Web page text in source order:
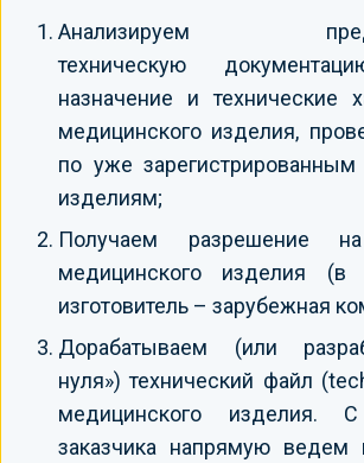
Анализируем
техническую
назначение и технические
медицинского изделия,
по уже
изделиям;
Получаем разрешение
медицинского изделия (в
изготовитель – зарубежная
Дорабатываем (или
нуля») технический файл
медицинского изделия.
заказчика напрямую ведем